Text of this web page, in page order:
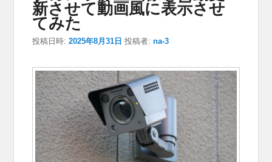
新させて動画風に表示させ
てみた
投稿日時:2025年8月31日 投稿者:na-3